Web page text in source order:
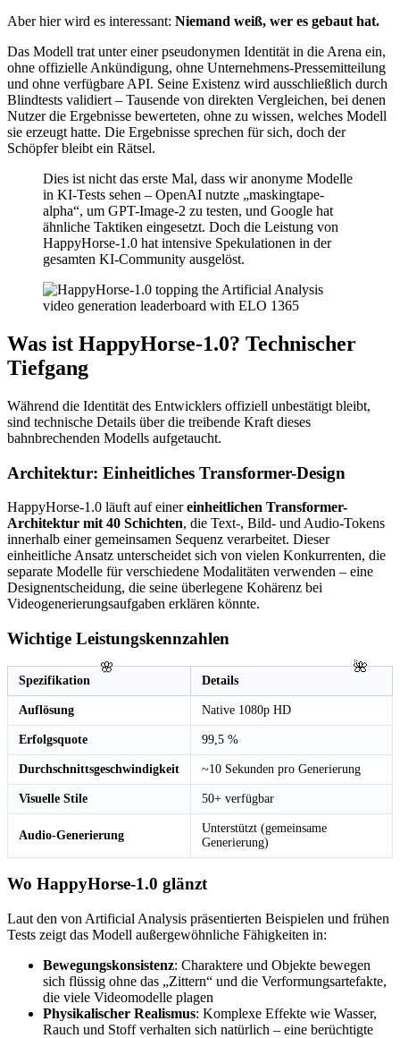
🌸 🌺
Aber hier wird es interessant: Niemand weiß, wer es gebaut hat.
Das Modell trat unter einer pseudonymen Identität in die Arena ein,
ohne offizielle Ankündigung, ohne Unternehmens-Pressemitteilung
und ohne verfügbare API. Seine Existenz wird ausschließlich durch
Blindtests validiert – Tausende von direkten Vergleichen, bei denen
Nutzer die Ergebnisse bewerteten, ohne zu wissen, welches Modell
sie erzeugt hatte. Die Ergebnisse sprechen für sich, doch der
Schöpfer bleibt ein Rätsel.
Dies ist nicht das erste Mal, dass wir anonyme Modelle
in KI-Tests sehen – OpenAI nutzte „maskingtape-
alpha“, um GPT-Image-2 zu testen, und Google hat
ähnliche Taktiken eingesetzt. Doch die Leistung von
HappyHorse-1.0 hat intensive Spekulationen in der
gesamten KI-Community ausgelöst.
Was ist HappyHorse-1.0? Technischer
Tiefgang
Während die Identität des Entwicklers offiziell unbestätigt bleibt,
sind technische Details über die treibende Kraft dieses
bahnbrechenden Modells aufgetaucht.
Architektur: Einheitliches Transformer-Design
HappyHorse-1.0 läuft auf einereinheitlichen Transformer-
Architektur mit 40 Schichten, die Text-, Bild- und Audio-Tokens
innerhalb einer gemeinsamen Sequenz verarbeitet. Dieser
einheitliche Ansatz unterscheidet sich von vielen Konkurrenten, die
separate Modelle für verschiedene Modalitäten verwenden – eine
Designentscheidung, die seine überlegene Kohärenz bei
Videogenerierungsaufgaben erklären könnte.
Wichtige Leistungskennzahlen
Spezifikation Details
Auflösung Native 1080p HD
Erfolgsquote 99,5 %
Durchschnittsgeschwindigkeit ~10 Sekunden pro Generierung
Visuelle Stile 50+ verfügbar
Audio-Generierung
Unterstützt (gemeinsame
Generierung)
Wo HappyHorse-1.0 glänzt
Laut den von Artificial Analysis präsentierten Beispielen und frühen
Tests zeigt das Modell außergewöhnliche Fähigkeiten in:
Bewegungskonsistenz: Charaktere und Objekte bewegen
sich flüssig ohne das „Zittern“ und die Verformungsartefakte,
die viele Videomodelle plagen
Physikalischer Realismus: Komplexe Effekte wie Wasser,
Rauch und Stoff verhalten sich natürlich – eine berüchtigte